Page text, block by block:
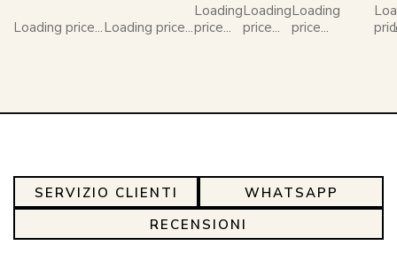
Loading price...Loading price...
Loading
price...
Loading
price...
Loading
price...
SERVIZIO CLIENTI
WHATSAPP
RECENSIONI